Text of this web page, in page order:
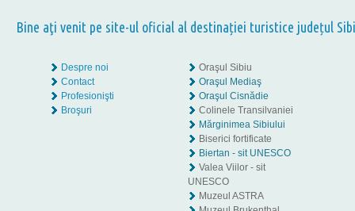
Bine aţi venit pe site-ul oficial al destinației turistice județul
Despre noi
Contact
Profesionişti
Broşuri
Oraşul Sibiu
Oraşul Mediaş
Oraşul Cisnădie
Colinele Transilvaniei
Mărginimea Sibiului
Biserici fortificate
Biertan - sit UNESCO
Valea Viilor - sit
UNESCO
Muzeul ASTRA